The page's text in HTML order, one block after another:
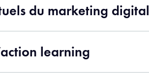
du marketing digital
learning